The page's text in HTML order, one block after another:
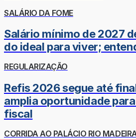
SALÁRIO DA FOME
Salário mínimo de 2027
do ideal para viver;
REGULARIZAÇÃO
Refis 2026 segue até
amplia oportunidade
fiscal
CORRIDA AO PALÁCIO RIO